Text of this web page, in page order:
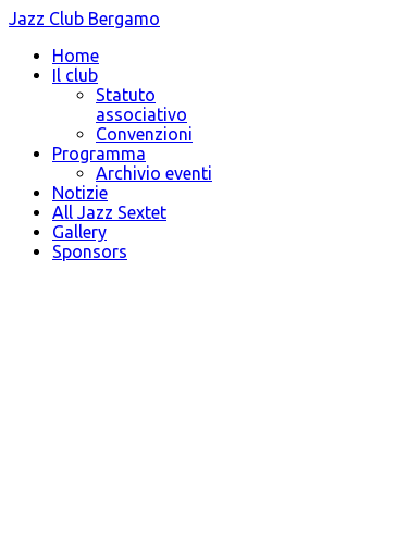
Jazz Club Bergamo
Home
Il club
Statuto
associativo
Convenzioni
Programma
Archivio eventi
Notizie
All Jazz Sextet
Gallery
Sponsors